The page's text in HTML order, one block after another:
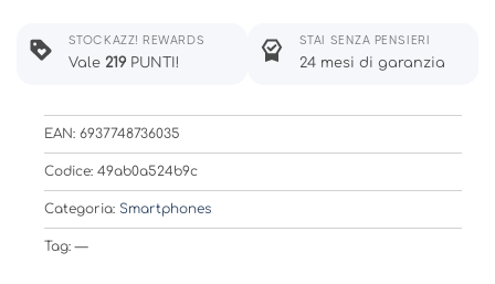
STOCKAZZ! REWARDS
Vale 219 PUNTI!
STAI SENZA PENSIERI
24 mesi di garanzia
EAN: 6937748736035
Codice: 49ab0a524b9c
Categoria: Smartphones
Tag: —